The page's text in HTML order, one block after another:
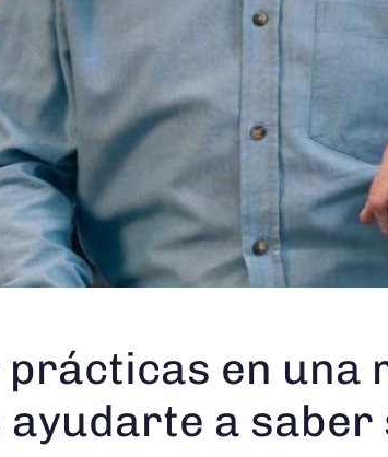
prácticas en una
ayudarte a